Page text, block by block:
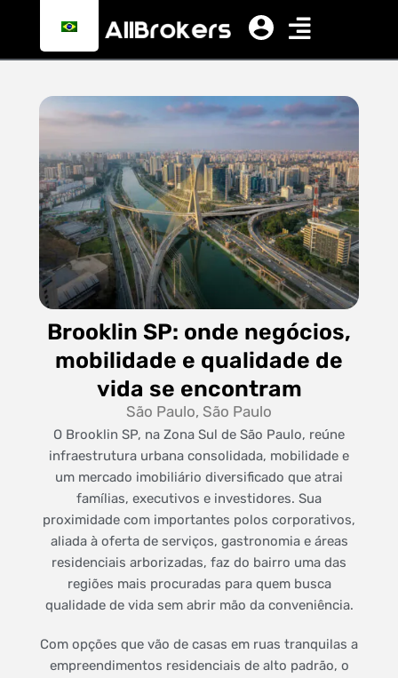
Brooklin SP: onde negócios,
mobilidade e qualidade de
vida se encontram
São Paulo, São Paulo
O Brooklin SP, na Zona Sul de São Paulo, reúne
infraestrutura urbana consolidada, mobilidade e
um mercado imobiliário diversificado que atrai
famílias, executivos e investidores. Sua
proximidade com importantes polos corporativos,
aliada à oferta de serviços, gastronomia e áreas
residenciais arborizadas, faz do bairro uma das
regiões mais procuradas para quem busca
qualidade de vida sem abrir mão da conveniência.
Com opções que vão de casas em ruas tranquilas a
empreendimentos residenciais de alto padrão, o